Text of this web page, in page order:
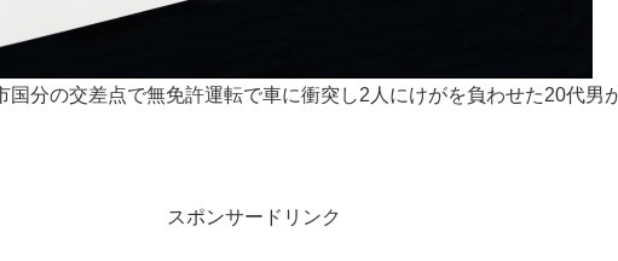
国分の交差点で無免許運転で車に衝突し2人にけがを負わせた20代男
スポンサードリンク